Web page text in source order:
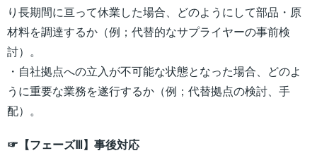
り長期間に亘って休業した場合、どのようにして部品・原
材料を調達するか（例；代替的なサプライヤーの事前検
討）。
・自社拠点への立入が不可能な状態となった場合、どのよ
うに重要な業務を遂行するか（例；代替拠点の検討、手
配）。
☞【フェーズⅢ】事後対応